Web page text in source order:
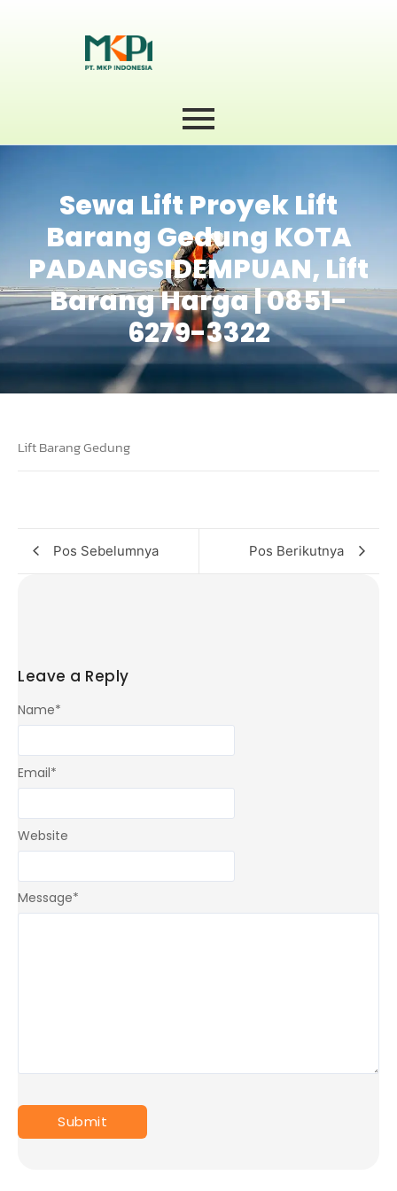
Sewa Lift Proyek Lift
Barang Gedung KOTA
PADANGSIDEMPUAN, Lift
Barang Harga | 0851-
6279-3322
Lift Barang Gedung
Pos Sebelumnya Pos Berikutnya
Leave a Reply
Message*
Name*
Email*
Website